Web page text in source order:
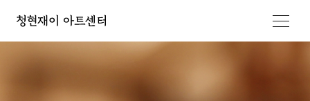
메뉴 열기